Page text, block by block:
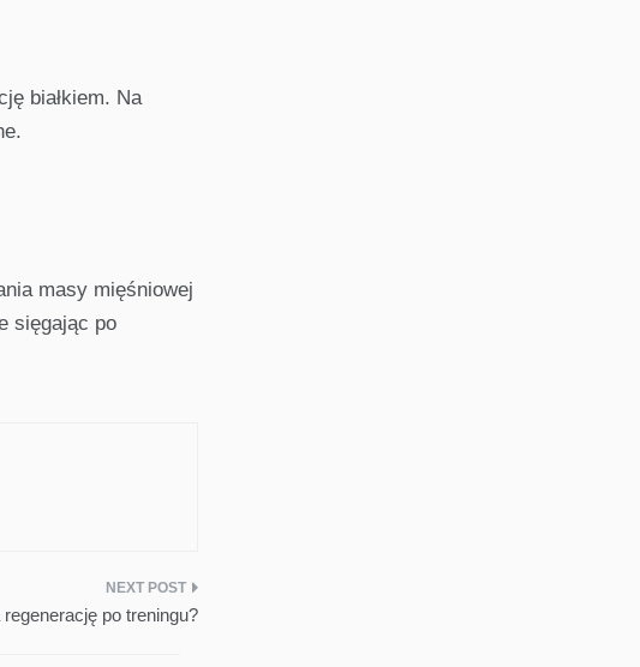
białkiem. Na
masy mięśniowej
sięgając po
regenerację po treningu?